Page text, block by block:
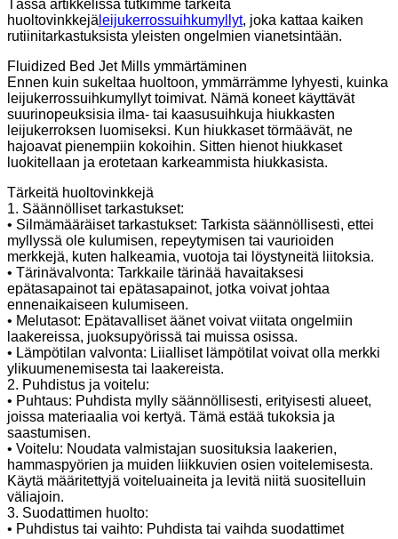
Tässä artikkelissa tutkimme tärkeitä
huoltovinkkejä leijukerrossuihkumyllyt, joka kattaa kaiken
rutiinitarkastuksista yleisten ongelmien vianetsintään.
Fluidized Bed Jet Mills ymmärtäminen
Ennen kuin sukeltaa huoltoon, ymmärrämme lyhyesti, kuinka
leijukerrossuihkumyllyt toimivat. Nämä koneet käyttävät
suurinopeuksisia ilma- tai kaasusuihkuja hiukkasten
leijukerroksen luomiseksi. Kun hiukkaset törmäävät, ne
hajoavat pienempiin kokoihin. Sitten hienot hiukkaset
luokitellaan ja erotetaan karkeammista hiukkasista.
Tärkeitä huoltovinkkejä
1. Säännölliset tarkastukset:
• Silmämääräiset tarkastukset: Tarkista säännöllisesti, ettei
myllyssä ole kulumisen, repeytymisen tai vaurioiden
merkkejä, kuten halkeamia, vuotoja tai löystyneitä liitoksia.
• Tärinävalvonta: Tarkkaile tärinää havaitaksesi
epätasapainot tai epätasapainot, jotka voivat johtaa
ennenaikaiseen kulumiseen.
• Melutasot: Epätavalliset äänet voivat viitata ongelmiin
laakereissa, juoksupyörissä tai muissa osissa.
• Lämpötilan valvonta: Liialliset lämpötilat voivat olla merkki
ylikuumenemisesta tai laakereista.
2. Puhdistus ja voitelu:
• Puhtaus: Puhdista mylly säännöllisesti, erityisesti alueet,
joissa materiaalia voi kertyä. Tämä estää tukoksia ja
saastumisen.
• Voitelu: Noudata valmistajan suosituksia laakerien,
hammaspyörien ja muiden liikkuvien osien voitelemisesta.
Käytä määritettyjä voiteluaineita ja levitä niitä suositelluin
väliajoin.
3. Suodattimen huolto:
• Puhdistus tai vaihto: Puhdista tai vaihda suodattimet